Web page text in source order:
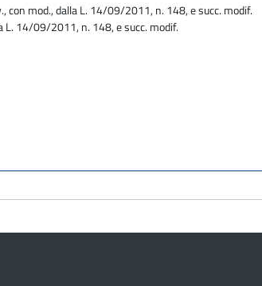
con mod., dalla L. 14/09/2011, n. 148, e succ. modif.
L. 14/09/2011, n. 148, e succ. modif.